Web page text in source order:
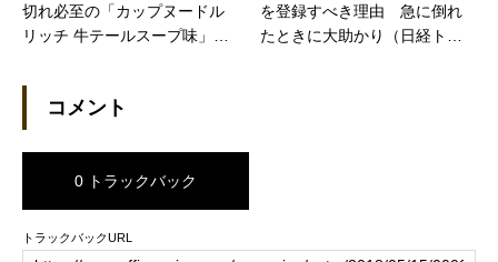
切れ必至の「カップヌードル
リッチ 牛テールスープ味」が1
ン）
を登録すべき理由 急に倒れ
たときに大助かり（日経トレ
コメント
0 トラックバック
トラックバックURL